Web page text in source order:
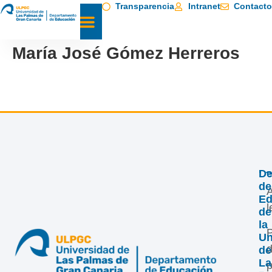
Transparencia Intranet Contacto
María José Gómez Herreros
de
de
la
de